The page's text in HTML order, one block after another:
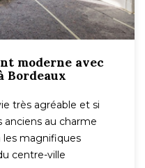
moderne avec
Bordeaux
très agréable et si
au charme
les magnifiques
centre-ville